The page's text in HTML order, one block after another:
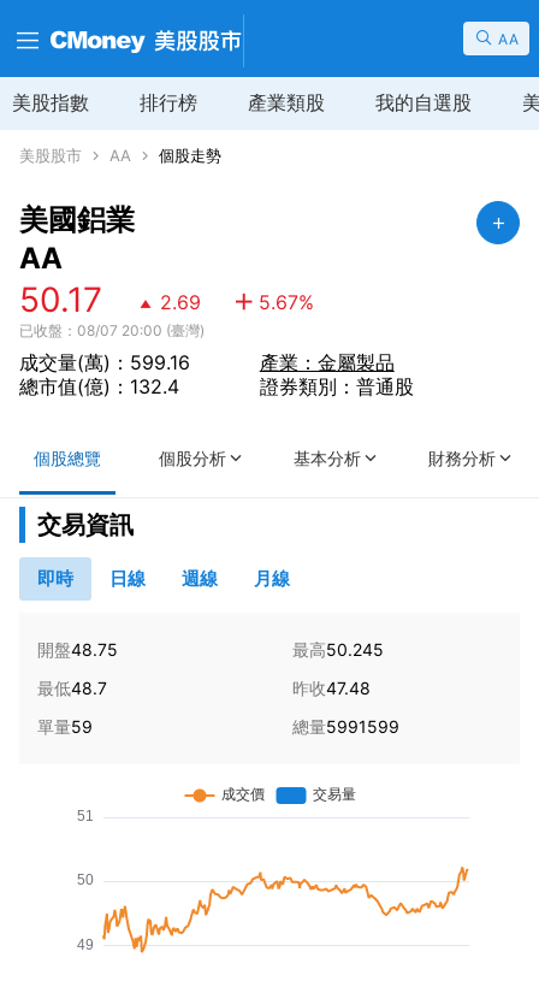
AA
美股指數 排行榜 產業類股 我的自選股
美股股市 AA 個股走勢
美國鋁業
AA
50.17 2.69 5.67%
已收盤：08/07 20:00 (臺灣)
成交量(萬)：599.16
總市值(億)：132.4
產業：金屬製品
證券類別：普通股
個股總覽 個股分析 基本分析 財務分析
交易資訊
即時 日線 週線 月線
開盤48.75 最高50.245
最低48.7 昨收47.48
單量59 總量5991599